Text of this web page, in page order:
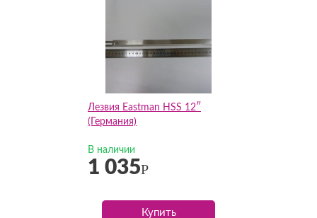
Лезвия Eastman HSS 12″
(Германия)
В наличии
1 035Р
Купить